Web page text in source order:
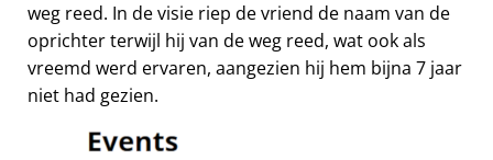
weg reed. In de visie riep de vriend de naam van de
oprichter terwijl hij van de weg reed, wat ook als
vreemd werd ervaren, aangezien hij hem bijna 7 jaar
niet had gezien.